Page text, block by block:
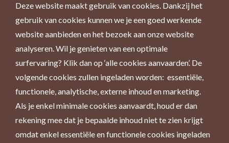
Deze website maakt gebruik van cookies. Dankzij het
gebruik van cookies kunnen we je een goed werkende
website aanbieden en het bezoek aan onze website
analyseren. Wil je genieten van een optimale
surfervaring? Klik dan op ‘alle cookies aanvaarden’. De
volgende cookies zullen ingeladen worden: essentiële,
functionele, analytische, externe inhoud en marketing.
Als je enkel minimale cookies aanvaardt, houd er dan
rekening mee dat je bepaalde inhoud niet te zien krijgt
omdat enkel essentiële en functionele cookies ingeladen